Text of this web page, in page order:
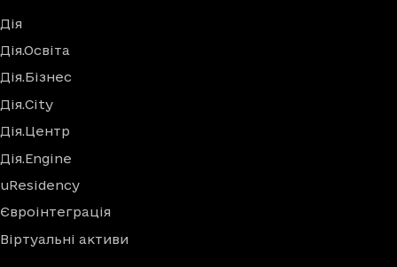
Дія
Дія.Освіта
Дія.Бізнес
Дія.City
Дія.Центр
Дія.Engine
uResidency
Євроінтеграція
Віртуальні активи